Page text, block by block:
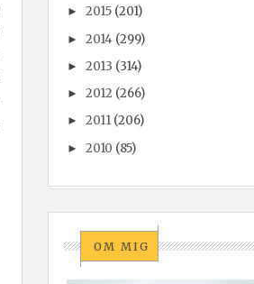
►2015 (201)
►2014 (299)
►2013 (314)
►2012 (266)
►2011 (206)
►2010 (85)
OM MIG